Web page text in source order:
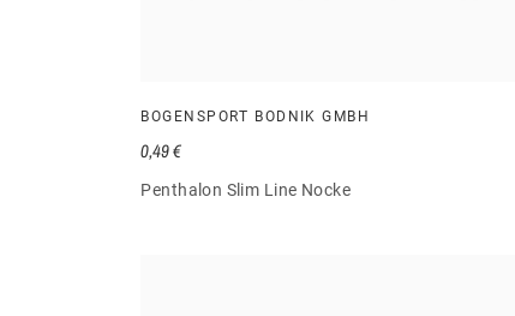
BOGENSPORT BODNIK GMBH
Penthalon Slim Line Nocke
0,49 €